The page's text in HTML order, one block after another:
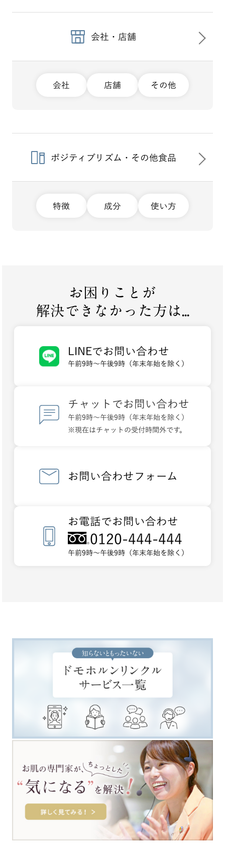
会社・店舗
会社 店舗 その他
ポジティブリズム・その他食品
特徴 成分 使い方
お困りことが
解決できなかった方は...
LINEでお問い合わせ
午前9時～午後9時（年末年始を除く）
チャットでお問い合わせ
午前9時～午後9時（年末年始を除く）
※現在はチャットの受付時間外です。
お問い合わせフォーム
お電話でお問い合わせ
0120-444-444
午前9時～午後9時（年末年始を除く）